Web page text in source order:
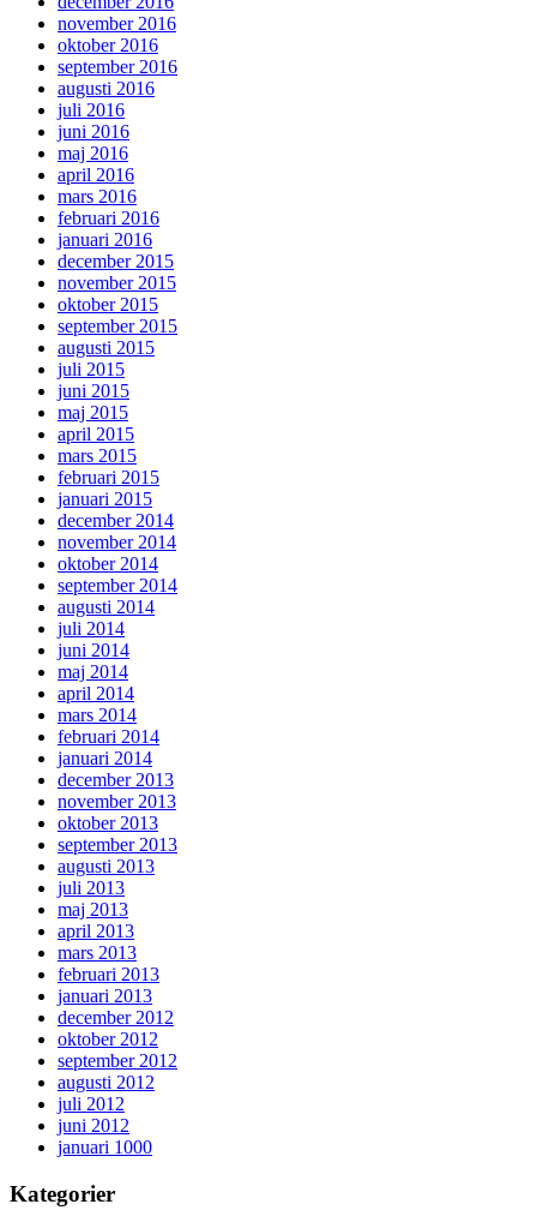
november 2016
oktober 2016
september 2016
augusti 2016
juli 2016
juni 2016
maj 2016
april 2016
mars 2016
februari 2016
januari 2016
december 2015
november 2015
oktober 2015
september 2015
augusti 2015
juli 2015
juni 2015
maj 2015
april 2015
mars 2015
februari 2015
januari 2015
december 2014
november 2014
oktober 2014
september 2014
augusti 2014
juli 2014
juni 2014
maj 2014
april 2014
mars 2014
februari 2014
januari 2014
december 2013
november 2013
oktober 2013
september 2013
augusti 2013
juli 2013
maj 2013
april 2013
mars 2013
februari 2013
januari 2013
december 2012
oktober 2012
september 2012
augusti 2012
juli 2012
juni 2012
januari 1000
Kategorier